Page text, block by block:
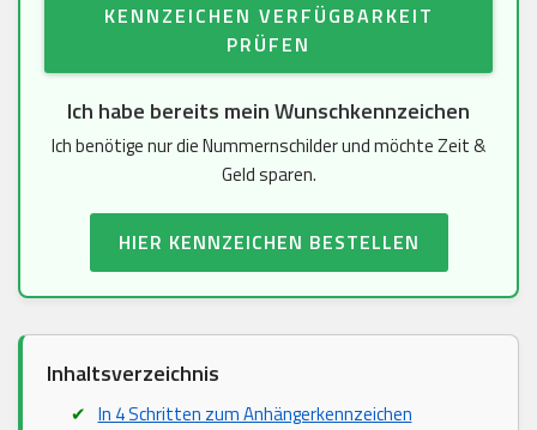
KENNZEICHEN VERFÜGBARKEIT
PRÜFEN
Ich habe bereits mein Wunschkennzeichen
Ich benötige nur die Nummernschilder und möchte Zeit &
Geld sparen.
HIER KENNZEICHEN BESTELLEN
Inhaltsverzeichnis
In 4 Schritten zum Anhängerkennzeichen